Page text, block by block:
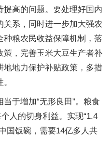
高的问题。要处理好国内
系，同时进一步加大强农
粮农民收益保障机制，落
策，完善玉米大豆生产者补
地地力保护补贴政策，多措
于增加“无形良田”。粮食
人的切身利益。实现“1.4
国饭碗，需要14亿多人共